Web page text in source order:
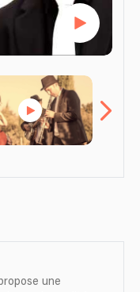
une